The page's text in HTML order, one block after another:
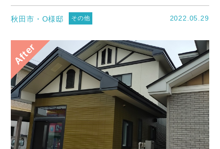
秋田市・O様邸 その他 2022.05.29
After